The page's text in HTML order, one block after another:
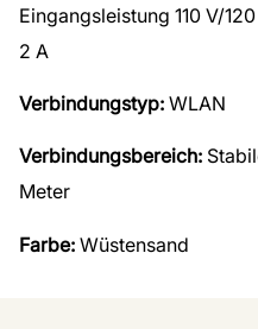
Eingangsleistung 110 V/
2 A
Verbindungstyp: WLAN
Verbindungsbereich:
Meter
Farbe: Wüstensand